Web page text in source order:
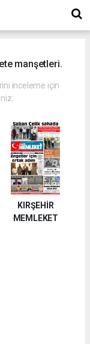
manşetleri.
inceleme için
KIRŞEHİR
MEMLEKET